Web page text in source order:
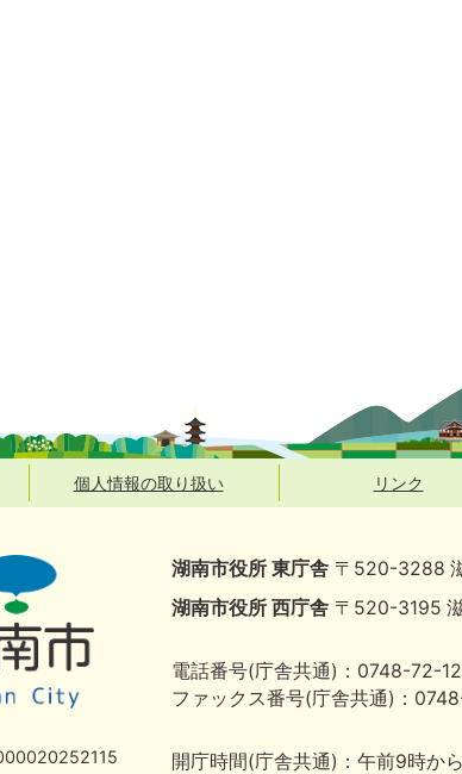
個人情報の取り扱い リンク
湖南市役所 東庁舎 〒520-3288
湖南市役所 西庁舎 〒520-3195
電話番号(庁舎共通)：0748-72-
ファックス番号(庁舎共通)：
開庁時間(庁舎共通)：午前9時か